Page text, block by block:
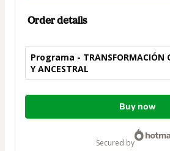
Order details
Programa - TRANSFORMACIÓN
Y ANCESTRAL
Total
Buy now
secured by